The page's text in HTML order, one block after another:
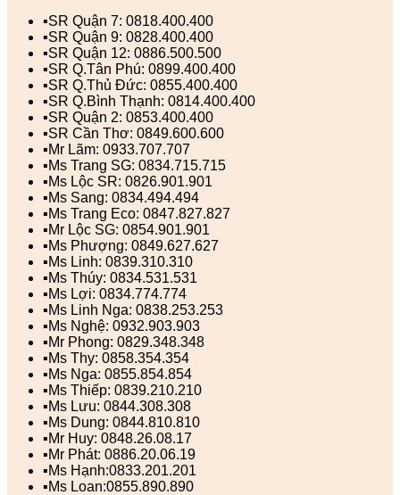
▪️SR Quận 7: 0818.400.400
▪️SR Quận 9: 0828.400.400
▪️SR Quận 12: 0886.500.500
▪️SR Q.Tân Phú: 0899.400.400
▪️SR Q.Thủ Đức: 0855.400.400
▪️SR Q.Bình Thạnh: 0814.400.400
▪️SR Quận 2: 0853.400.400
▪️SR Cần Thơ: 0849.600.600
▪️Mr Lãm: 0933.707.707
▪️Ms Trang SG: 0834.715.715
▪️Ms Lộc SR: 0826.901.901
▪️Ms Sang: 0834.494.494
▪️Ms Trang Eco: 0847.827.827
▪️Mr Lộc SG: 0854.901.901
▪️Ms Phượng: 0849.627.627
▪️Ms Linh: 0839.310.310
▪️Ms Thúy: 0834.531.531
▪️Ms Lợi: 0834.774.774
▪️Ms Linh Nga: 0838.253.253
▪️Ms Nghệ: 0932.903.903
▪️Mr Phong: 0829.348.348
▪️Ms Thy: 0858.354.354
▪️Ms Nga: 0855.854.854
▪️Ms Thiếp: 0839.210.210
▪️Ms Lưu: 0844.308.308
▪️Ms Dung: 0844.810.810
▪️Mr Huy: 0848.26.08.17
▪️Mr Phát: 0886.20.06.19
▪️Ms Hạnh:0833.201.201
▪️Ms Loan:0855.890.890